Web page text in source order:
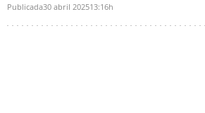
Publicada30 abril 202513:16h